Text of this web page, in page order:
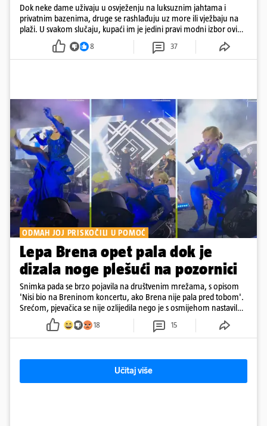
Dok neke dame uživaju u osvježenju na luksuznim jahtama i
privatnim bazenima, druge se rashlađuju uz more ili vježbaju na
plaži. U svakom slučaju, kupaći im je jedini pravi modni izbor ovih
8 37
ODMAH JOJ PRISKOČILI U POMOĆ
Lepa Brena opet pala dok je
dizala noge plešući na pozornici
Snimka pada se brzo pojavila na društvenim mrežama, s opisom
'Nisi bio na Breninom koncertu, ako Brena nije pala pred tobom'.
Srećom, pjevačica se nije ozlijedila nego je s osmijehom nastavila
18 15
Učitaj više